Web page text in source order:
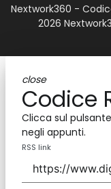
Nextwork360 -
2026
close
Codice
Clicca sul
negli appunti.
RSS link